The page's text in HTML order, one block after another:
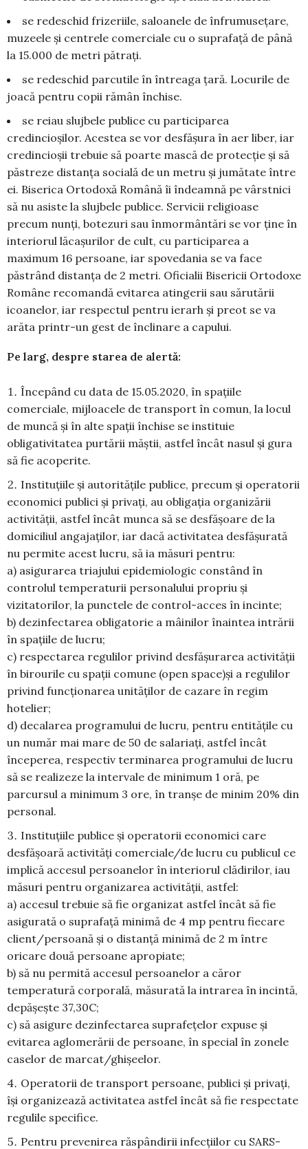
se redeschid frizeriile, saloanele de înfrumusețare,
muzeele și centrele comerciale cu o suprafață de până
la 15.000 de metri pătrați.
se redeschid parcutile în întreaga țară. Locurile de
joacă pentru copii rămân închise.
se reiau slujbele publice cu participarea
credincioșilor. Acestea se vor desfășura în aer liber, iar
credincioșii trebuie să poarte mască de protecție și să
păstreze distanța socială de un metru și jumătate între
ei. Biserica Ortodoxă Română îi îndeamnă pe vârstnici
să nu asiste la slujbele publice. Servicii religioase
precum nunți, botezuri sau înmormântări se vor ține în
interiorul lăcașurilor de cult, cu participarea a
maximum 16 persoane, iar spovedania se va face
păstrând distanța de 2 metri. Oficialii Bisericii Ortodoxe
Române recomandă evitarea atingerii sau sărutării
icoanelor, iar respectul pentru ierarh şi preot se va
arăta printr-un gest de înclinare a capului.
Pe larg, despre starea de alertă:
Începând cu data de 15.05.2020, în spațiile
comerciale, mijloacele de transport în comun, la locul
de muncă și în alte spații închise se instituie
obligativitatea purtării măștii, astfel încât nasul și gura
să fie acoperite.
Instituțiile și autoritățile publice, precum și operatorii
economici publici și privați, au obligația organizării
activității, astfel încât munca să se desfășoare de la
domiciliul angajaților, iar dacă activitatea desfășurată
nu permite acest lucru, să ia măsuri pentru:
a) asigurarea triajului epidemiologic constând în
controlul temperaturii personalului propriu şi
vizitatorilor, la punctele de control-acces în incinte;
b) dezinfectarea obligatorie a mâinilor înaintea intrării
în spațiile de lucru;
c) respectarea regulilor privind desfășurarea activității
în birourile cu spații comune (open space)și a regulilor
privind funcționarea unităților de cazare în regim
hotelier;
d) decalarea programului de lucru, pentru entităţile cu
un număr mai mare de 50 de salariați, astfel încât
începerea, respectiv terminarea programului de lucru
să se realizeze la intervale de minimum 1 oră, pe
parcursul a minimum 3 ore, în tranșe de minim 20% din
personal.
Instituțiile publice și operatorii economici care
desfășoară activități comerciale/de lucru cu publicul ce
implică accesul persoanelor în interiorul clădirilor, iau
măsuri pentru organizarea activității, astfel:
a) accesul trebuie să fie organizat astfel încât să fie
asigurată o suprafață minimă de 4 mp pentru fiecare
client/persoană și o distanță minimă de 2 m între
oricare două persoane apropiate;
b) să nu permită accesul persoanelor a căror
temperatură corporală, măsurată la intrarea în incintă,
depășește 37,30C;
c) să asigure dezinfectarea suprafețelor expuse și
evitarea aglomerării de persoane, în special în zonele
caselor de marcat/ghișeelor.
Operatorii de transport persoane, publici și privați,
își organizează activitatea astfel încât să fie respectate
regulile specifice.
Pentru prevenirea răspândirii infecțiilor cu SARS-